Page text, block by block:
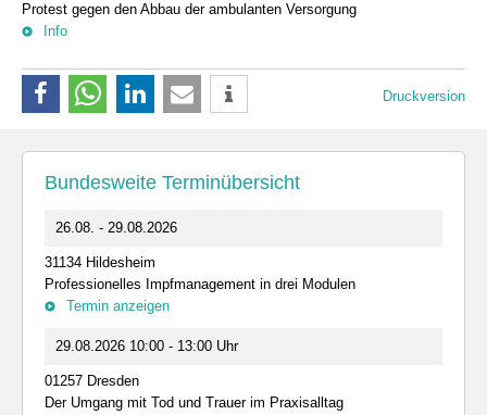
Protest gegen den Abbau der ambulanten Versorgung
Info
Druckversion
Bundesweite Terminübersicht
26.08. - 29.08.2026
31134 Hildesheim
Professionelles Impfmanagement in drei Modulen
Termin anzeigen
29.08.2026 10:00 - 13:00 Uhr
01257 Dresden
Der Umgang mit Tod und Trauer im Praxisalltag